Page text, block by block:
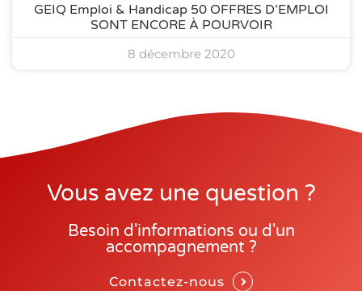
GEIQ Emploi & Handicap 50 OFFRES D’EMPLOI
SONT ENCORE À POURVOIR
8 décembre 2020
Vous avez une question ?
Besoin d'informations ou d'un
accompagnement ?
Contactez-nous